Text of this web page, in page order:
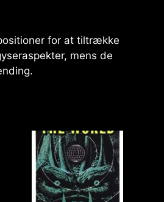
for at tiltrække
mens de